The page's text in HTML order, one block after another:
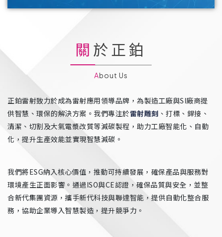
關於正鉑
About Us
正鉑雷射致力於成為雷射應用領導品牌，為製造工廠與SI廠商提
供智慧、環保的解決方案。我們專注於雷射雕刻 、打標、銲接、
清潔、切割及大氣電漿改質等減碳製程，助力工廠智能化、自動
化，提升生產效能並實現智慧減碳。
我們將ESG納入核心價值，推動可持續發展，確保產品與服務對
環境產生正面影響。通過ISO與CE認證，確保品質與安全，並整
合新代集團資源，攜手新代科技與聯達智能，提供自動化整合服
務，協助企業導入智慧製造，提升競爭力。